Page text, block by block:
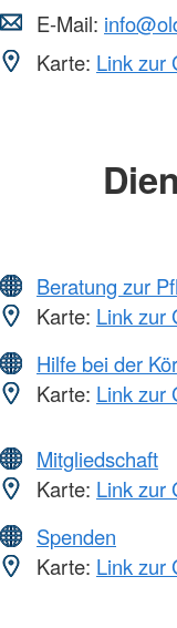
E-Mail:
Karte: Link zur
Beratung zur
Karte: Link zur
Hilfe bei der
Karte: Link zur
Mitgliedschaft
Karte: Link zur
Spenden
Karte: Link zur